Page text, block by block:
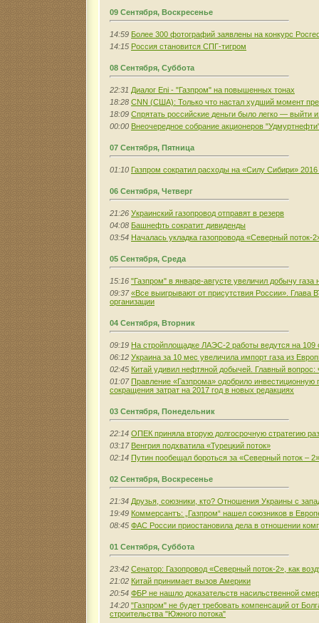
09 Сентября, Воскресенье
14:59 Более 300 фотографий заявлены на конкурс
14:15 Россия становится СПГ-тигром
08 Сентября, Суббота
22:31 Диалог Eni - "Газпром" на повышенных тонах
18:28 CNN (США): Только что настал худший момент
18:09 Спрятать российские деньги было легко — выйти
00:00 Внеочередное собрание акционеров
07 Сентября, Пятница
01:10 Газпром сократил расходы на «Силу Сибири» 2016
06 Сентября, Четверг
21:26 Украинский газопровод отправят в резерв
04:08 Башнефть сократит дивиденды
03:54 Началась укладка газопровода «Северный поток-
05 Сентября, Среда
15:16 "Газпром" в январе-августе увеличил добычу
09:37 «Все выигрывают от присутствия России». Глава
организации
04 Сентября, Вторник
09:19 На стройплощадке ЛАЭС-2 работы ведутся на 109
06:12 Украина за 10 мес увеличила импорт газа из
02:45 Китай удивил нефтяной добычей. Главный вопрос:
01:07 Правление «Газпрома» одобрило
сокращения затрат на 2017 год в новых редакциях
03 Сентября, Понедельник
22:14 ОПЕК приняла вторую долгосрочную стратегию
03:17 Венгрия подхватила «Турецкий поток»
02:14 Путин пообещал бороться за «Северный поток – 2»
02 Сентября, Воскресенье
21:34 Друзья, союзники, кто? Отношения Украины с
19:49 Коммерсантъ: „Газпром“ нашел союзников в
08:45 ФАС России приостановила дела в отношении
01 Сентября, Суббота
23:42 Сенатор: Газопровод «Северный поток-2», как
21:02 Китай принимает вызов Америки
20:54 ФБР не нашло доказательств насильственной
14:20 "Газпром" не будет требовать компенсаций от
строительства "Южного потока"